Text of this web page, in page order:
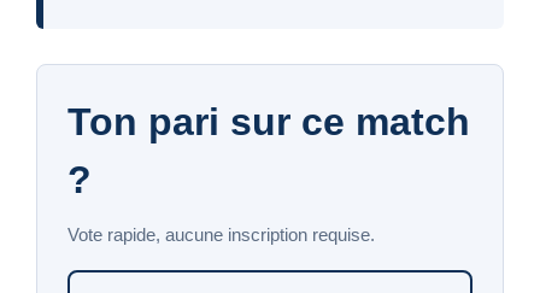
Ton pari sur ce match
?
Vote rapide, aucune inscription requise.